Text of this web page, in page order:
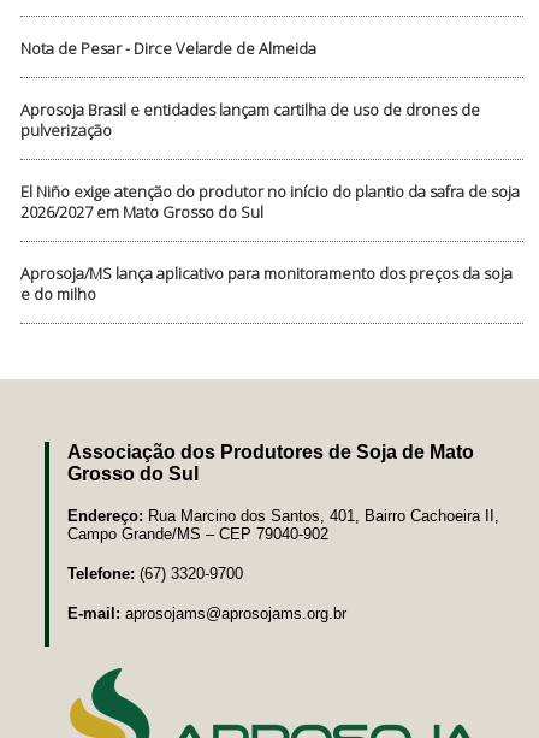
Nota de Pesar - Dirce Velarde de Almeida
Aprosoja Brasil e entidades lançam cartilha de uso de drones de
pulverização
El Niño exige atenção do produtor no início do plantio da safra de soja
2026/2027 em Mato Grosso do Sul
Aprosoja/MS lança aplicativo para monitoramento dos preços da soja
e do milho
Associação dos Produtores de Soja de Mato
Grosso do Sul
Endereço: Rua Marcino dos Santos, 401, Bairro Cachoeira II,
Campo Grande/MS – CEP 79040-902
Telefone: (67) 3320-9700
E-mail: aprosojams@aprosojams.org.br